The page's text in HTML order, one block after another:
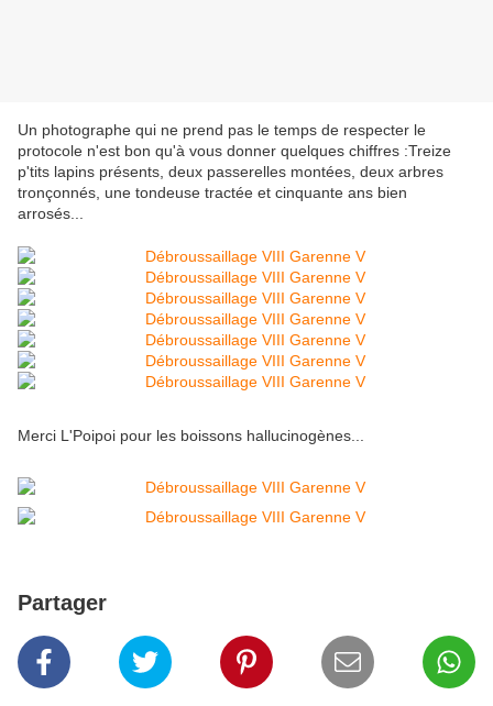
Un photographe qui ne prend pas le temps de respecter le
protocole n'est bon qu'à vous donner quelques chiffres :Treize
p'tits lapins présents, deux passerelles montées, deux arbres
tronçonnés, une tondeuse tractée et cinquante ans bien
arrosés...
Merci L'Poipoi pour les boissons hallucinogènes...
Partager